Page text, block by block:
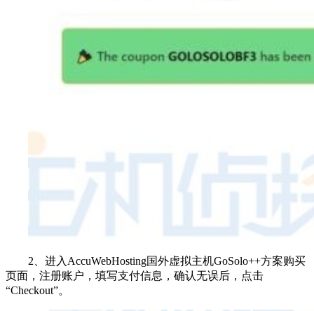
2、进入AccuWebHosting国外虚拟主机GoSolo++方案购买
页面，注册账户，填写支付信息，确认无误后，点击
“Checkout”。